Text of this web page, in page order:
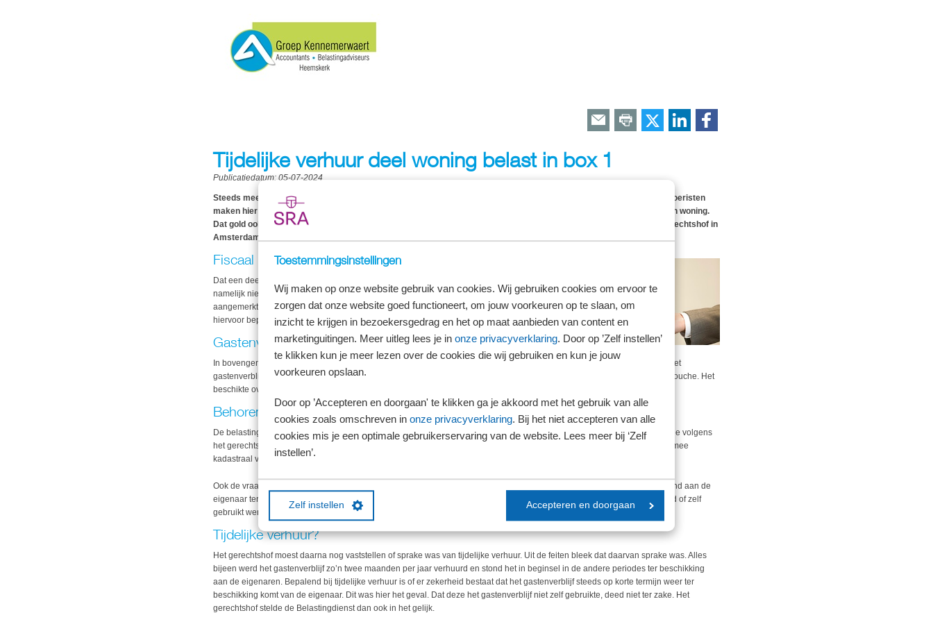
Toestemmingsinstellingen
Wij maken op onze website gebruik van cookies. Wij gebruiken cookies om ervoor te
zorgen dat onze website goed functioneert, om jouw voorkeuren op te slaan, om
inzicht te krijgen in bezoekersgedrag en het op maat aanbieden van content en
marketinguitingen. Meer uitleg lees je in onze privacyverklaring. Door op ’Zelf instellen’
te klikken kun je meer lezen over de cookies die wij gebruiken en kun je jouw
voorkeuren opslaan.
Door op ’Accepteren en doorgaan' te klikken ga je akkoord met het gebruik van alle
cookies zoals omschreven in onze privacyverklaring. Bij het niet accepteren van alle
cookies mis je een optimale gebruikerservaring van de website. Lees meer bij ‘Zelf
instellen’.
Zelf instellen Accepteren en doorgaan
Tijdelijke verhuur deel woning belast in box 1
Publicatiedatum:05-07-2024
Steeds meer Nederlanders verhuren hun woning of een deel ervan tijdens bepaalde periodes aan derden. Met name toeristen
maken hier via organisaties als Airbnb gebruik van. Dergelijke inkomsten zijn belast als tijdelijke verhuur van de eigen woning.
Dat gold ook voor een belastingplichtige die meende dat het verhuurde niet tot zijn eigen woning hoorde, aldus het gerechtshof in
Amsterdam.
Fiscaal nog steeds eigen woning?
Dat een deel van de eigen woning tijdelijk verhuurd werd, betekende volgens het gerechtshof
namelijk niet dat daardoor de eigen woning fiscaal niet meer als eigen woning kon worden
aangemerkt. De voordelen uit de tijdelijke verhuur werden daarom belast in box 1. Wettelijk is
hiervoor bepaald dat hiervan 70% wordt belast.
Gastenverblijf
In bovengenoemde zaak had de belastingplichtige zijn eigen woning uitgebreid met de aanbouw van een gastenverblijf. Het
gastenverblijf bestond uit een bijkeuken met toegang tot de woning, alsmede een kamer met keukenblok, sanitair en een douche. Het
beschikte over een eigen ingang en had eigen gas-, elektra- en watervoorzieningen.
Behorend tot eigen woning?
De belastingplichtige meende dat het gastenverblijf geen onderdeel was van zijn eigen woning. Het gastenverblijf behoorde volgens
het gerechtshof echter wel toch tot de eigen woning. Het maakte namelijk bouwkundig deel uit van de woning en was hiermee
kadastraal verbonden. Verder leende het gastenverblijf zich ook voor gebruik in dienst van de woning.
Ook de vraag of de woning aan de belastingplichtige ter beschikking stond, beantwoordde het gerechtshof positief. Het stond aan de
eigenaar ter beschikking tijdens de periodes dat het niet verhuurd was en de eigenaar kon ook zelf bepalen of het verhuurd of zelf
gebruikt werd.
Tijdelijke verhuur?
Het gerechtshof moest daarna nog vaststellen of sprake was van tijdelijke verhuur. Uit de feiten bleek dat daarvan sprake was. Alles
bijeen werd het gastenverblijf zo’n twee maanden per jaar verhuurd en stond het in beginsel in de andere periodes ter beschikking
aan de eigenaren. Bepalend bij tijdelijke verhuur is of er zekerheid bestaat dat het gastenverblijf steeds op korte termijn weer ter
beschikking komt van de eigenaar. Dit was hier het geval. Dat deze het gastenverblijf niet zelf gebruikte, deed niet ter zake. Het
gerechtshof stelde de Belastingdienst dan ook in het gelijk.